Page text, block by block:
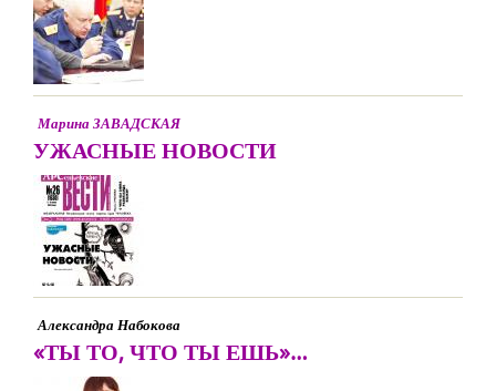
Марина ЗАВАДСКАЯ
УЖАСНЫЕ НОВОСТИ
Александра Набокова
«ТЫ ТО, ЧТО ТЫ ЕШЬ»…